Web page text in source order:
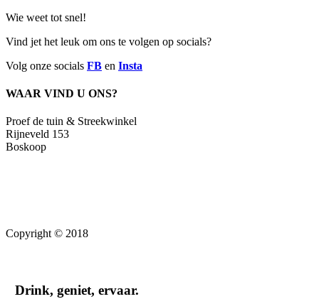
Wie weet tot snel!
Vind jet het leuk om ons te volgen op socials?
Volg onze socials FB en Insta
WAAR VIND U ONS?
Proef de tuin & Streekwinkel
Rijneveld 153
Boskoop
Copyright © 2018
Drink, geniet, ervaar.